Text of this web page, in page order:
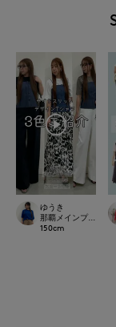
ゆうき
那覇メインプレイス
150cm